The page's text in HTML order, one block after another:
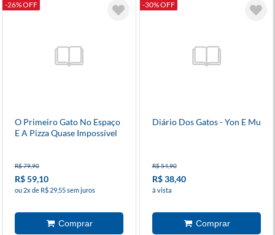
-26% OFF
O Primeiro Gato No Espaço
E A Pizza Quase Impossível
R$ 79,90
R$ 59,10
ou 2x de R$ 29,55 sem juros
-30% OFF
Diário Dos Gatos - Yon E Mu
R$ 54,90
R$ 38,40
à vista